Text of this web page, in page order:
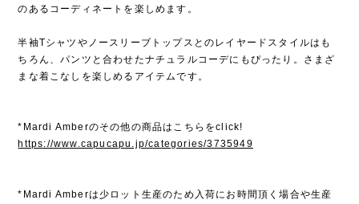
のあるコーディネートを楽しめます。
半袖Tシャツやノースリーブトップスとのレイヤードスタイルはも
ちろん、パンツと合わせたナチュラルコーデにもぴったり。さまざ
まな着こなしを楽しめるアイテムです。
*Mardi Amberのその他の商品はこちらをclick!
https://www.capucapu.jp/categories/3735949
*Mardi Amberは少ロット生産のため入荷にお時間頂く場合や生産